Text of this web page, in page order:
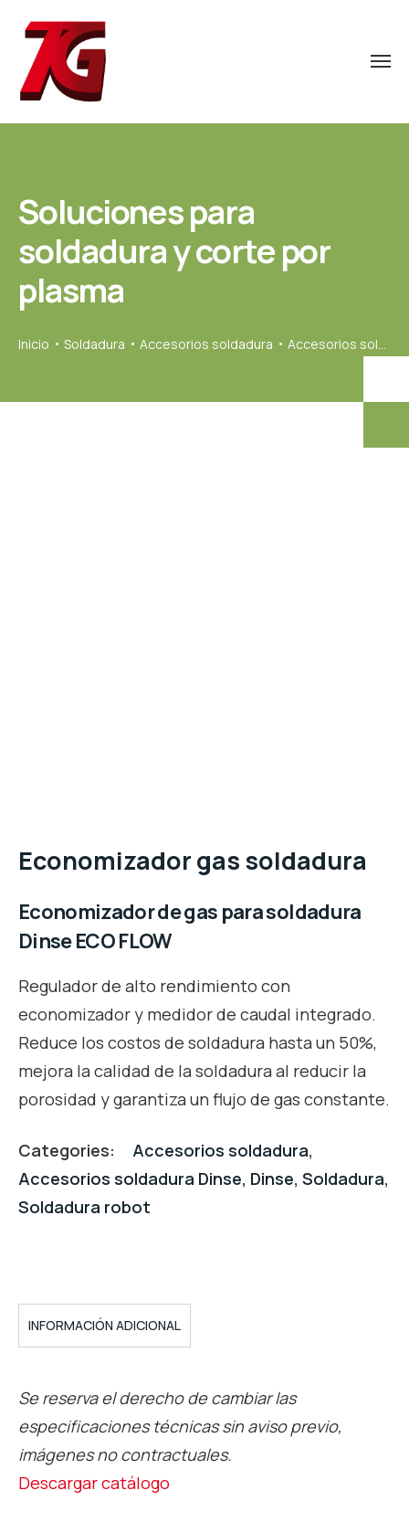
Soluciones para
soldadura y corte por
plasma
Inicio Soldadura Accesorios soldadura Accesorios soldadura Dinse
Economizador gas soldadura
Economizador de gas para soldadura
Dinse ECO FLOW
Regulador de alto rendimiento con
economizador y medidor de caudal integrado.
Reduce los costos de soldadura hasta un 50%,
mejora la calidad de la soldadura al reducir la
porosidad y garantiza un flujo de gas constante.
Categories: Accesorios soldadura,
Accesorios soldadura Dinse, Dinse, Soldadura,
Soldadura robot
INFORMACIÓN ADICIONAL
Se reserva el derecho de cambiar las
especificaciones técnicas sin aviso previo,
imágenes no contractuales.
Descargar catálogo